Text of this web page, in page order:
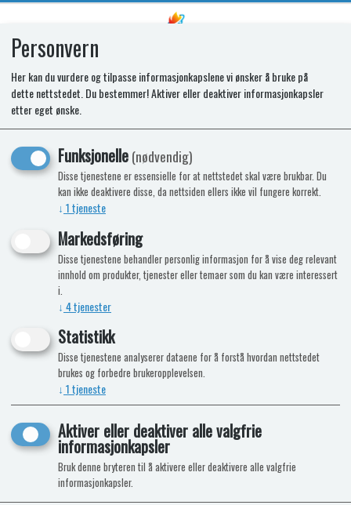
Klammer for 72mm slange
Personvern
Her kan du vurdere og tilpasse informasjonkapslene vi ønsker å bruke på
dette nettstedet. Du bestemmer! Aktiver eller deaktiver informasjonkapsler
etter eget ønske.
Funksjonelle(nødvendig)
Disse tjenestene er essensielle for at nettstedet skal være brukbar. Du
kan ikke deaktivere disse, da nettsiden ellers ikke vil fungere korrekt.
↓ 1tjeneste
Markedsføring
Disse tjenestene behandler personlig informasjon for å vise deg relevant
innhold om produkter, tjenester eller temaer som du kan være interessert
i.
↓ 4tjenester
Statistikk
Disse tjenestene analyserer dataene for å forstå hvordan nettstedet
brukes og forbedre brukeropplevelsen.
↓ 1tjeneste
Aktiver eller deaktiver alle valgfrie
informasjonkapsler
Bruk denne bryteren til å aktivere eller deaktivere alle valgfrie
informasjonkapsler.